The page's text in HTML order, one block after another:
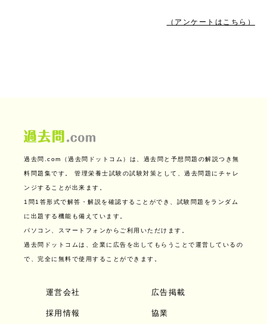
（アンケートはこちら）
過去問.com（過去問ドットコム）は、過去問と予想問題の解説つき無
料問題集です。 管理栄養士試験の試験対策として、過去問題にチャレ
ンジすることが出来ます。
1問1答形式で解答・解説を確認することができ、試験問題をランダム
に出題する機能も備えています。
パソコン、スマートフォンからご利用いただけます。
過去問ドットコムは、企業に広告を出してもらうことで運営しているの
で、完全に無料で使用することができます。
運営会社 広告掲載
採用情報 協業